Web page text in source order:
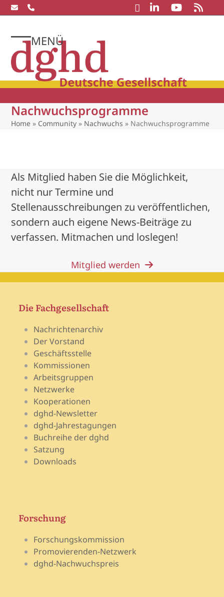
Skip
to
MENÜ
Open
mobile
menu
Close
mobile
menu
Nachwuchsprogramme
Home » Community » Nachwuchs » Nachwuchsprogramme
Als Mitglied haben Sie die Möglichkeit,
nicht nur Termine und
Stellenausschreibungen zu veröffentlichen,
sondern auch eigene News-Beiträge zu
verfassen. Mitmachen und loslegen!
Mitglied werden
Die Fachgesellschaft
Nachrichtenarchiv
Der Vorstand
Geschäftsstelle
Kommissionen
Arbeitsgruppen
Netzwerke
Kooperationen
dghd-Newsletter
dghd-Jahrestagungen
Buchreihe der dghd
Satzung
Downloads
Forschung
Forschungskommission
Promovierenden-Netzwerk
dghd-Nachwuchspreis